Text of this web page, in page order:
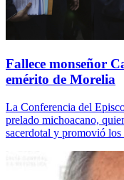
Fallece monseñor
emérito de Morelia
La Conferencia del
prelado michoacano,
sacerdotal y promovió